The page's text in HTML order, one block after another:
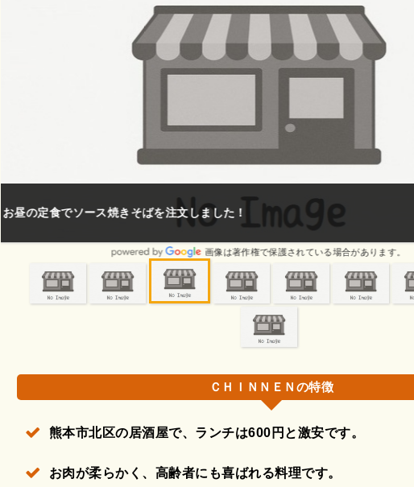
美味しくて安い❕❕量も多い🎵
画像は著作権で保護されている場合があります。
ＣＨＩＮＮＥＮの特徴
熊本市北区の居酒屋で、ランチは600円と激安です。
お肉が柔らかく、高齢者にも喜ばれる料理です。